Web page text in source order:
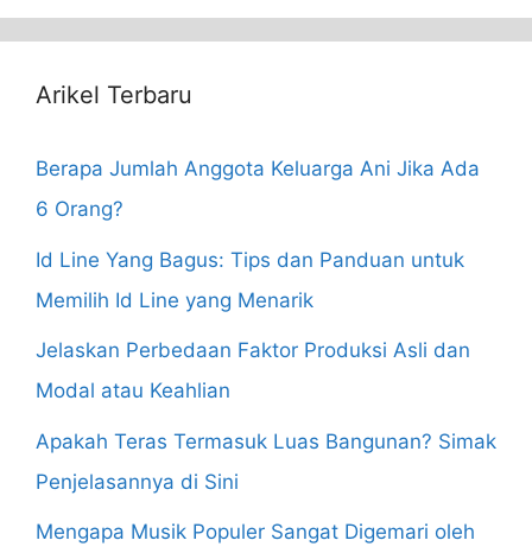
Arikel Terbaru
Berapa Jumlah Anggota Keluarga Ani Jika Ada
6 Orang?
Id Line Yang Bagus: Tips dan Panduan untuk
Memilih Id Line yang Menarik
Jelaskan Perbedaan Faktor Produksi Asli dan
Modal atau Keahlian
Apakah Teras Termasuk Luas Bangunan? Simak
Penjelasannya di Sini
Mengapa Musik Populer Sangat Digemari oleh